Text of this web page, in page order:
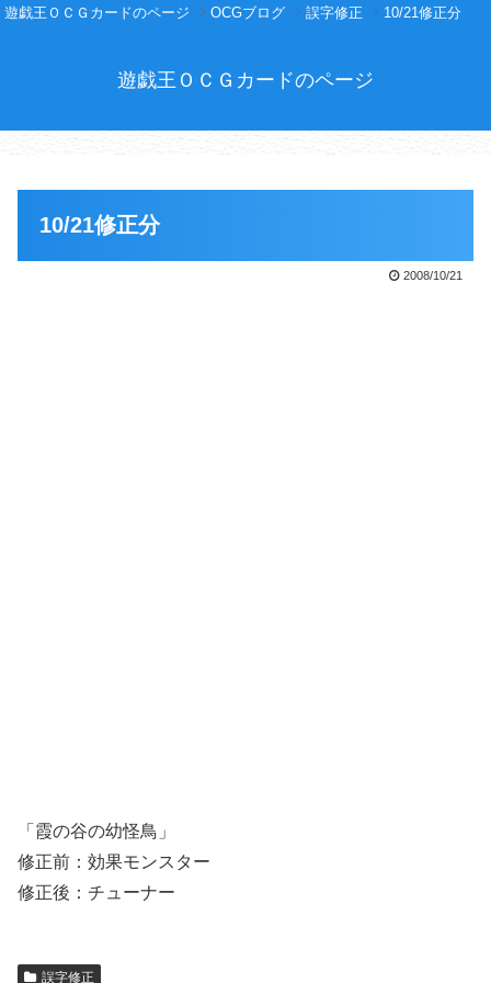
遊戯王ＯＣＧカードのページ OCGブログ 誤字修正 10/21修正分
遊戯王ＯＣＧカードのページ
10/21修正分
2008/10/21
「霞の谷の幼怪鳥」
修正前：効果モンスター
修正後：チューナー
誤字修正